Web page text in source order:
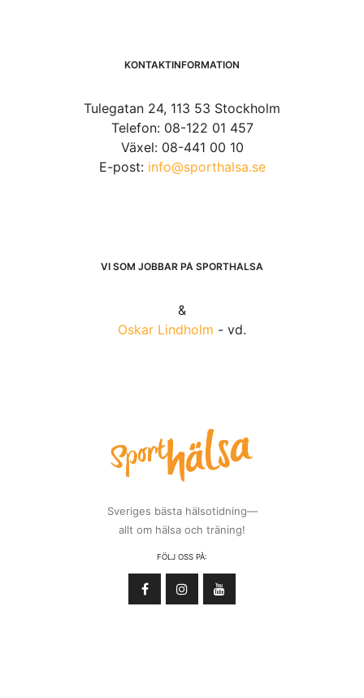
KONTAKTINFORMATION
Tulegatan 24, 113 53 Stockholm
Telefon: 08-122 01 457
Växel: 08-441 00 10
E-post: info@sporthalsa.se
VI SOM JOBBAR PÅ SPORTHÄLSA
&
Oskar Lindholm - vd.
Sveriges bästa hälsotidning—
allt om hälsa och träning!
FÖLJ OSS PÅ: